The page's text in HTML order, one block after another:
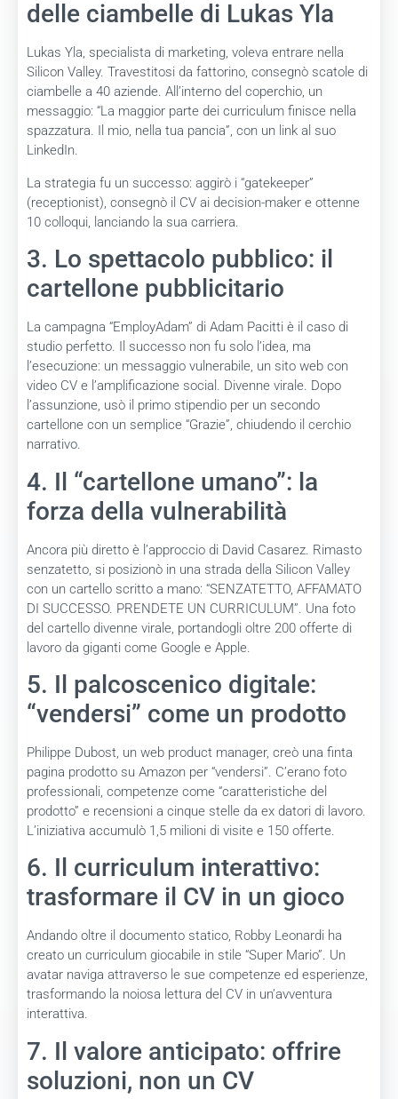
delle ciambelle di Lukas Yla
Lukas Yla, specialista di marketing, voleva entrare nella
Silicon Valley. Travestitosi da fattorino, consegnò scatole di
ciambelle a 40 aziende. All’interno del coperchio, un
messaggio: “La maggior parte dei curriculum finisce nella
spazzatura. Il mio, nella tua pancia”, con un link al suo
LinkedIn.
La strategia fu un successo: aggirò i “gatekeeper”
(receptionist), consegnò il CV ai decision-maker e ottenne
10 colloqui, lanciando la sua carriera.
3. Lo spettacolo pubblico: il
cartellone pubblicitario
La campagna “EmployAdam” di Adam Pacitti è il caso di
studio perfetto. Il successo non fu solo l’idea, ma
l’esecuzione: un messaggio vulnerabile, un sito web con
video CV e l’amplificazione social. Divenne virale. Dopo
l’assunzione, usò il primo stipendio per un secondo
cartellone con un semplice “Grazie”, chiudendo il cerchio
narrativo.
4. Il “cartellone umano”: la
forza della vulnerabilità
Ancora più diretto è l’approccio di David Casarez. Rimasto
senzatetto, si posizionò in una strada della Silicon Valley
con un cartello scritto a mano: “SENZATETTO, AFFAMATO
DI SUCCESSO. PRENDETE UN CURRICULUM”. Una foto
del cartello divenne virale, portandogli oltre 200 offerte di
lavoro da giganti come Google e Apple.
5. Il palcoscenico digitale:
“vendersi” come un prodotto
Philippe Dubost, un web product manager, creò una finta
pagina prodotto su Amazon per “vendersi”. C’erano foto
professionali, competenze come “caratteristiche del
prodotto” e recensioni a cinque stelle da ex datori di lavoro.
L’iniziativa accumulò 1,5 milioni di visite e 150 offerte.
6. Il curriculum interattivo:
trasformare il CV in un gioco
Andando oltre il documento statico, Robby Leonardi ha
creato un curriculum giocabile in stile “Super Mario”. Un
avatar naviga attraverso le sue competenze ed esperienze,
trasformando la noiosa lettura del CV in un’avventura
interattiva.
7. Il valore anticipato: offrire
soluzioni, non un CV